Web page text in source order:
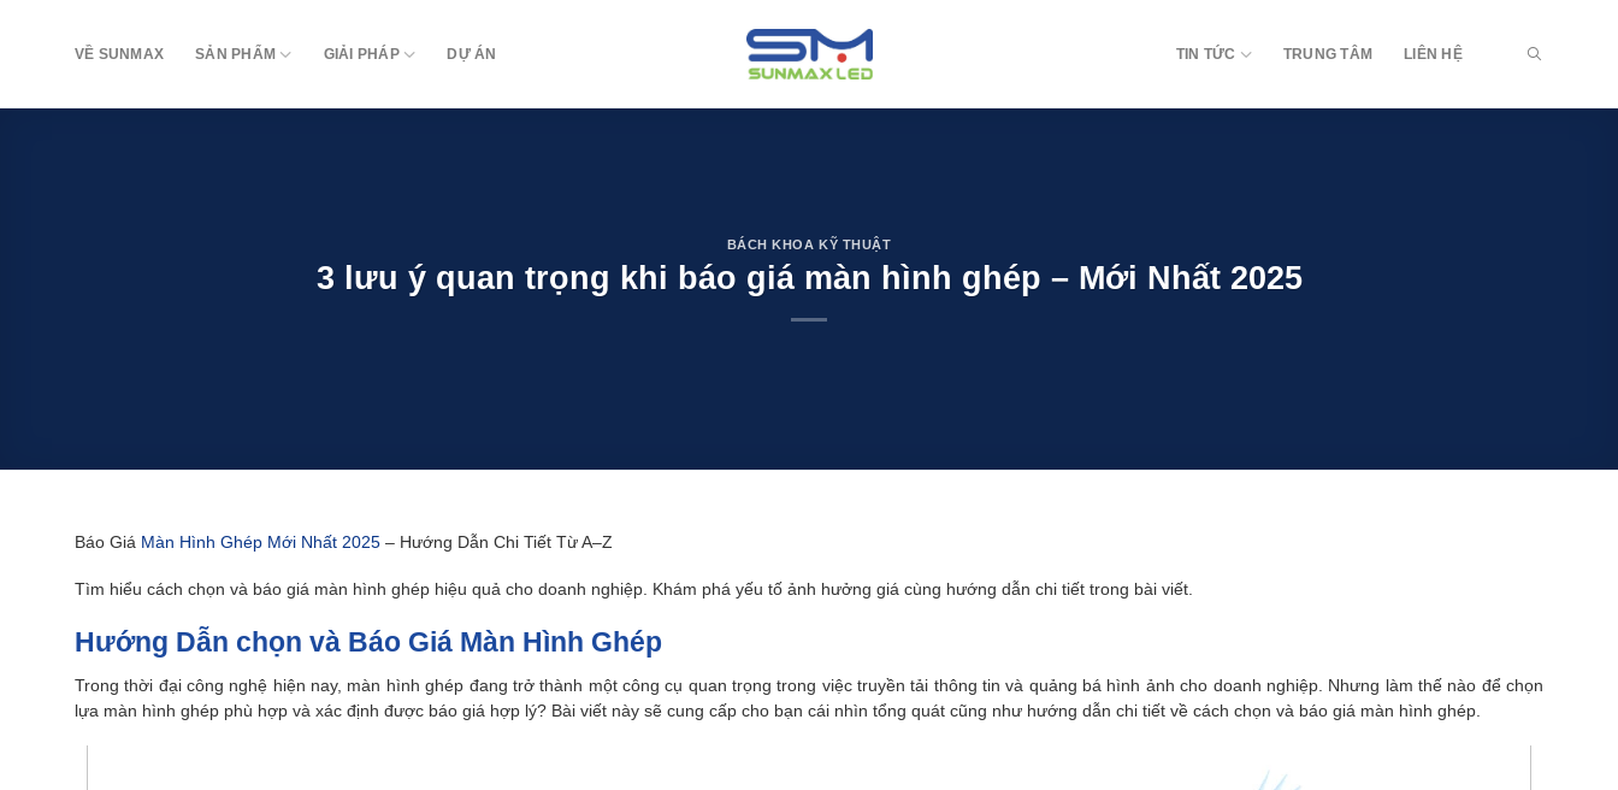
VỀ SUNMAX SẢN PHẨM GIẢI PHÁP DỰ ÁN TIN TỨC TRUNG TÂM LIÊN HỆ
BÁCH KHOA KỸ THUẬT
3 lưu ý quan trọng khi báo giá màn hình ghép – Mới Nhất 2025
Báo Giá Màn Hình Ghép Mới Nhất 2025 – Hướng Dẫn Chi Tiết Từ A–Z
Tìm hiểu cách chọn và báo giá màn hình ghép hiệu quả cho doanh nghiệp. Khám phá yếu tố ảnh hưởng giá cùng hướng dẫn chi tiết trong bài viết.
Hướng Dẫn chọn và Báo Giá Màn Hình Ghép
Trong thời đại công nghệ hiện nay, màn hình ghép đang trở thành một công cụ quan trọng trong việc truyền tải thông tin và quảng bá hình ảnh cho doanh nghiệp. Nhưng làm thế nào để chọn
lựa màn hình ghép phù hợp và xác định được báo giá hợp lý? Bài viết này sẽ cung cấp cho bạn cái nhìn tổng quát cũng như hướng dẫn chi tiết về cách chọn và báo giá màn hình ghép.